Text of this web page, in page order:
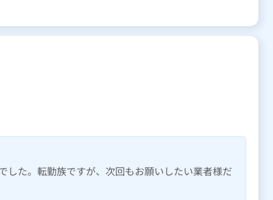
た。転勤族ですが、次回もお願いしたい業者様だ